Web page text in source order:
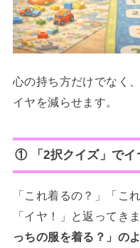
心の持ち方だけでなく
イヤを減らせます。
① 「2択クイズ」でイ
「これ着るの？」「こ
「イヤ！」と返ってき
っちの服を着る？」のよ